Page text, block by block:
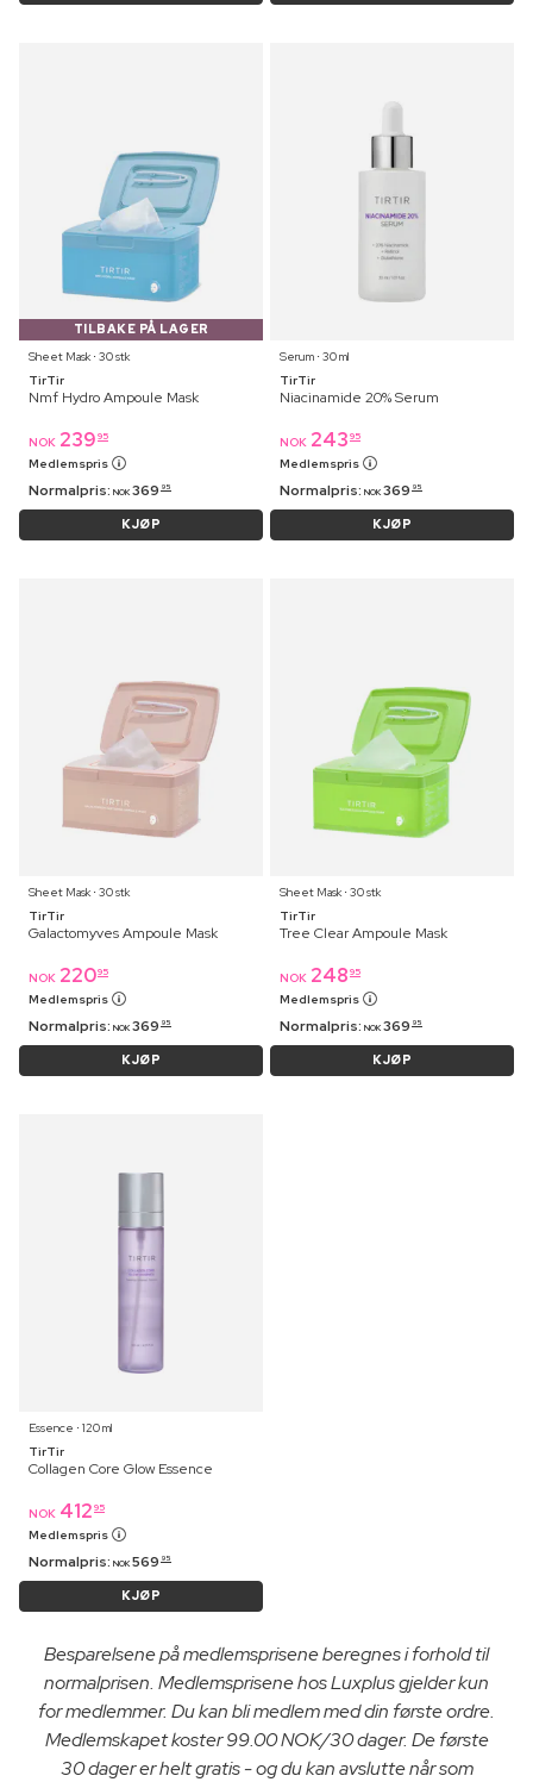
TILBAKE PÅ LAGER
Sheet Mask ⋅ 30 stk
TirTir
Nmf Hydro Ampoule Mask
NOK 239 95
Medlemspris
Normalpris: NOK 369 95
KJØP
Serum ⋅ 30 ml
TirTir
Niacinamide 20% Serum
NOK 243 95
Medlemspris
Normalpris: NOK 369 95
KJØP
Sheet Mask ⋅ 30 stk
TirTir
Galactomyves Ampoule Mask
NOK 22095
Medlemspris
Normalpris: NOK 369 95
KJØP
Sheet Mask ⋅ 30 stk
TirTir
Tree Clear Ampoule Mask
NOK 248 95
Medlemspris
Normalpris: NOK 369 95
KJØP
Essence ⋅ 120 ml
TirTir
Collagen Core Glow Essence
NOK 412 95
Medlemspris
Normalpris: NOK 569 95
KJØP
Besparelsene på medlemsprisene beregnes i forhold til
normalprisen. Medlemsprisene hos Luxplus gjelder kun
for medlemmer. Du kan bli medlem med din første ordre.
Medlemskapet koster 99.00 NOK/30 dager. De første
30 dager er helt gratis - og du kan avslutte når som